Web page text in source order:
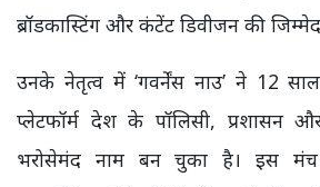
ब्रॉडकास्टिंग और कंटेंट डिवीजन की
उनके नेतृत्व में ‘गवर्नेंस नाउ’ ने 12
प्लेटफॉर्म देश के पॉलिसी, प्रशासन
भरोसेमंद नाम बन चुका है। इस मंच